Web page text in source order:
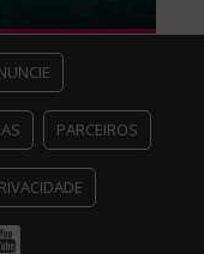
PARCEIROS